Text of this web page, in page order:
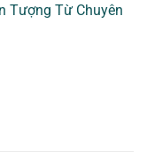
Tượng Từ Chuyên